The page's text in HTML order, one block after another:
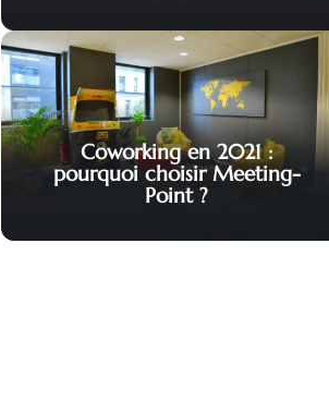
Coworking en 2021 :
pourquoi choisir Meeting-
Point ?